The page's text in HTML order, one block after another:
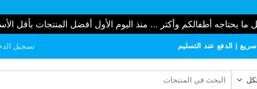
ما يحتاجه أطفالكم وأكثر ... منذ اليوم الأول أفضل المنتجات بأقل
| الدفع عند التسليم تسجيل
البحث